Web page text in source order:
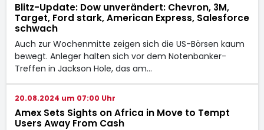
Blitz-Update: Dow unverändert: Chevron, 3M,
Target, Ford stark, American Express, Salesforce
schwach
Auch zur Wochenmitte zeigen sich die US-Börsen kaum
bewegt. Anleger halten sich vor dem Notenbanker-
Treffen in Jackson Hole, das am…
20.08.2024 um 07:00 Uhr
Amex Sets Sights on Africa in Move to Tempt
Users Away From Cash